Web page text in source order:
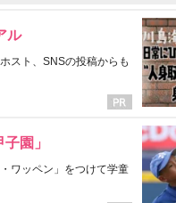
ル
スト、SNSの投稿からも
園」
ワッペン」をつけて学童